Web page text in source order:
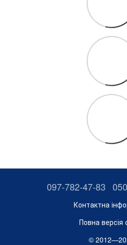
097-782-47-83
Контактна
Повна версія
©